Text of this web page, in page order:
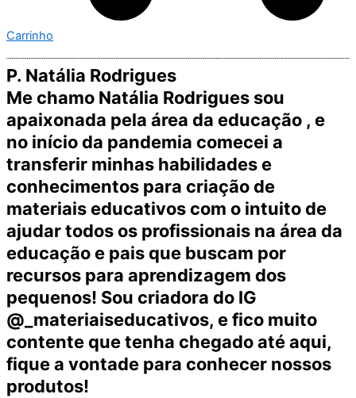
Carrinho
P. Natália Rodrigues
Me chamo Natália Rodrigues sou
apaixonada pela área da educação , e
no início da pandemia comecei a
transferir minhas habilidades e
conhecimentos para criação de
materiais educativos com o intuito de
ajudar todos os profissionais na área da
educação e pais que buscam por
recursos para aprendizagem dos
pequenos! Sou criadora do IG
@_materiaiseducativos, e fico muito
contente que tenha chegado até aqui,
fique a vontade para conhecer nossos
produtos!